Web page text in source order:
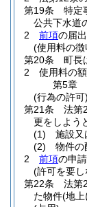
第19条
特定
公共下水道
2
前項の届
(使用料の徴
第20条
町長
2
使用料の
第5章
(行為の許可)
第21条
法第
更をしよう
(1)
施設又
(2)
物件の
2
前項の申
(許可を要
第22条
法第
た物件(地上